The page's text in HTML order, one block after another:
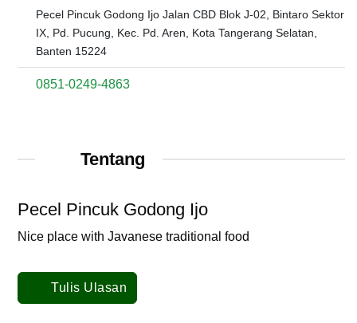
Pecel Pincuk Godong Ijo Jalan CBD Blok J-02, Bintaro Sektor
IX, Pd. Pucung, Kec. Pd. Aren, Kota Tangerang Selatan,
Banten 15224
0851-0249-4863
Tentang
Pecel Pincuk Godong Ijo
Nice place with Javanese traditional food
Tulis Ulasan